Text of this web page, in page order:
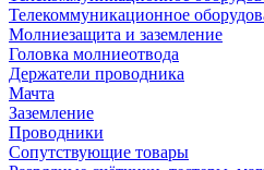
Телекоммуникационное
Молниезащита и заземление
Головка молниеотвода
Держатели проводника
Мачта
Заземление
Проводники
Сопутствующие товары